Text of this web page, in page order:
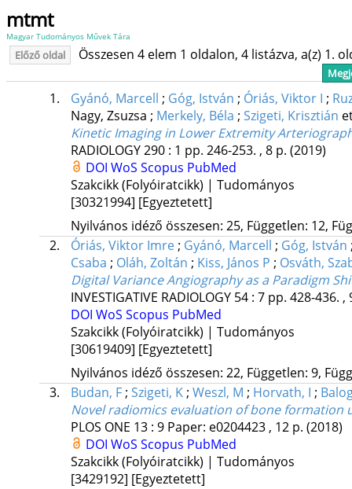
mtmt
Magyar Tudományos Művek Tára
Előző oldal Összesen 4 elem 1 oldalon, 4 listázva, a(z) 1.
1. Gyánó, Marcell ; Góg, István ; Óriás, Viktor I ;
Nagy, Zsuzsa ; Merkely, Béla ; Szigeti, Krisztián
Kinetic Imaging in Lower Extremity
RADIOLOGY290: 1 pp. 246-253. , 8 p. (2019)
DOI WoS Scopus PubMed
Szakcikk (Folyóiratcikk) | Tudományos
[30321994] [Egyeztetett]
Nyilvános idéző összesen: 25, Független: 12,
2.
Óriás, Viktor Imre; Gyánó, Marcell ; Góg, István
Csaba ; Oláh, Zoltán ; Kiss, János P ; Osváth,
Digital Variance Angiography as a Paradigm
INVESTIGATIVE RADIOLOGY 54: 7 pp. 428-436. ,
DOI WoS Scopus PubMed
Szakcikk (Folyóiratcikk) | Tudományos
[30619409] [Egyeztetett]
Nyilvános idéző összesen: 22, Független: 9,
3.
Budan, F; Szigeti, K; Weszl, M ; Horvath, I ;
Novel radiomics evaluation of bone formation
PLOS ONE 13: 9 Paper: e0204423 , 12 p. (2018)
DOI WoS Scopus PubMed
Szakcikk (Folyóiratcikk) | Tudományos
[3429192] [Egyeztetett]